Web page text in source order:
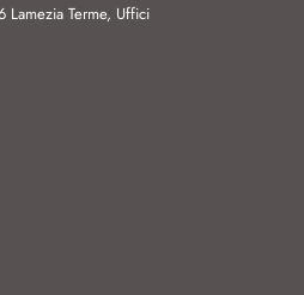
Lamezia Terme, Uffici